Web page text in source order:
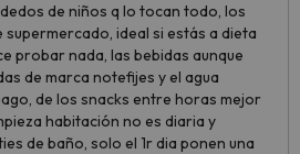
de niños q lo tocan todo, los
ideal si estás a dieta
probar nada, las bebidas aunque
de marca notefijes y el agua
de los snacks entre horas mejor
habitación no es diaria y
de baño, solo el 1r dia ponen una